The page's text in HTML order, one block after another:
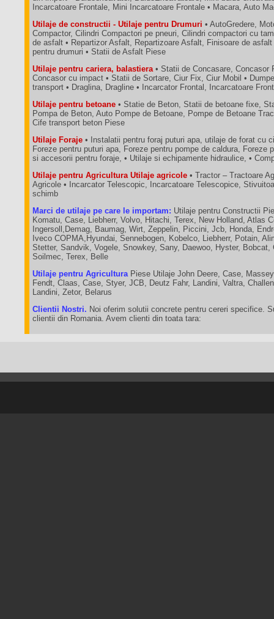
Incarcatoare Frontale, Mini Incarcatoare Frontale • Macara, Auto
Utilaje de constructii - Utilaje pentru Drumuri • AutoGredere,
Compactor, Cilindri Compactori pe pneuri, Cilindri compactori cu
de asfalt • Repartizor Asfalt, Repartizoare Asfalt, Finisoare de
pentru drumuri • Statii de Asfalt Piese
Utilaje pentru cariera, balastiera • Statii de Concasare, Concasor
Concasor cu impact • Statii de Sortare, Ciur Fix, Ciur Mobil •
transport • Draglina, Dragline • Incarcator Frontal, Incarcatoare
Utilaje pentru betoane • Statie de Beton, Statii de betoane fixe,
Pompa de Beton, Auto Pompe de Betoane, Pompe de Betoane
Cife transport beton Piese
Utilaje Foraje • Instalatii pentru foraj puturi apa, utilaje de forat cu
Foreze pentru puturi apa, Foreze pentru pompe de caldura, Foreze
si accesorii pentru foraje, • Utilaje si echipamente hidraulice, •
Utilaje pentru Agricultura Utilaje agricole • Tractor – Tractoare
Agricole • Incarcator Telescopic, Incarcatoare Telescopice,
schimb
Marci de utilaje pe care le importam: Utilaje pentru Constructii
Komatu, Case, Liebherr, Volvo, Hitachi, Terex, New Holland, Atlas
Ingersoll,Demag, Baumag, Wirt, Zeppelin, Piccini, Jcb, Honda,
Iveco COPMA,Hyundai, Sennebogen, Kobelco, Liebherr, Potain,
Stetter, Sandvik, Vogele, Snowkey, Sany, Daewoo, Hyster, Bobcat,
Soilmec, Terex, Belle
Utilaje pentru Agricultura Piese Utilaje John Deere, Case,
Fendt, Claas, Case, Styer, JCB, Deutz Fahr, Landini, Valtra,
Landini, Zetor, Belarus
Clientii Nostri. Noi oferim solutii concrete pentru cereri specifice.
clientii din Romania. Avem clienti din toata tara: